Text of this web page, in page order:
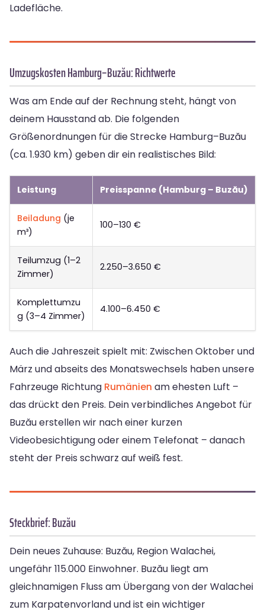
Ladefläche.
Umzugskosten Hamburg–Buzău: Richtwerte
Was am Ende auf der Rechnung steht, hängt von
deinem Hausstand ab. Die folgenden
Größenordnungen für die Strecke Hamburg–Buzău
(ca. 1.930 km) geben dir ein realistisches Bild:
Leistung Preisspanne (Hamburg – Buzău)
Beiladung (je
m³)
100–130 €
Teilumzug (1–2
Zimmer)
2.250–3.650 €
Komplettumzu
g (3–4 Zimmer)
4.100–6.450 €
Auch die Jahreszeit spielt mit: Zwischen Oktober und
März und abseits des Monatswechsels haben unsere
Fahrzeuge Richtung Rumänien am ehesten Luft –
das drückt den Preis. Dein verbindliches Angebot für
Buzău erstellen wir nach einer kurzen
Videobesichtigung oder einem Telefonat – danach
steht der Preis schwarz auf weiß fest.
Steckbrief: Buzău
Dein neues Zuhause: Buzău, Region Walachei,
ungefähr 115.000 Einwohner. Buzău liegt am
gleichnamigen Fluss am Übergang von der Walachei
zum Karpatenvorland und ist ein wichtiger